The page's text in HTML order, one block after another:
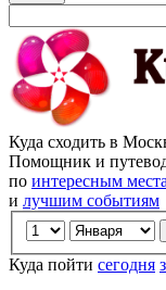
Куда сходить в
Помощник и
по интересным
и лучшим событиям
Куда пойти сегодня